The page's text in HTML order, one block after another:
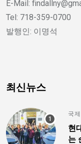
E-Mail:
Tel: 718-359-0700
발행인: 이명석
최신뉴스
국제
현
는